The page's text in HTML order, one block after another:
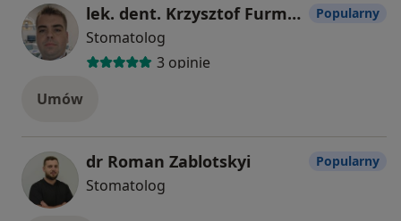
lek. dent. Krzysztof Furman
Stomatolog
3 opinie
Popularny
Umów
dr Roman Zablotskyi
Stomatolog
Popularny